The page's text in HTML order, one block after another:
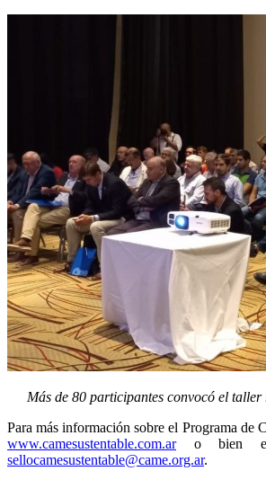
Más de 80 participantes convocó el
Para más información sobre el Programa de
www.camesustentable.com.aro bien
sellocamesustentable@came.org.ar.